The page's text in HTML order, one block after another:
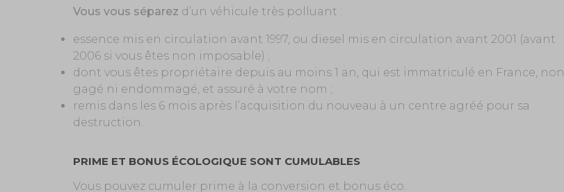
Vous vous séparez d’un véhicule très polluant :
essence mis en circulation avant 1997, ou diesel mis en circulation avant 2001 (avant
2006 si vous êtes non imposable) ;
dont vous êtes propriétaire depuis au moins 1 an, qui est immatriculé en France, non
gagé ni endommagé, et assuré à votre nom ;
remis dans les 6 mois après l’acquisition du nouveau à un centre agréé pour sa
destruction.
PRIME ET BONUS ÉCOLOGIQUE SONT CUMULABLES
Vous pouvez cumuler prime à la conversion et bonus éco.